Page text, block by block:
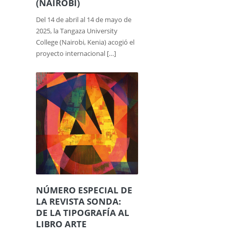
Del 14 de abril al 14 de mayo de
2025, la Tangaza University
College (Nairobi, Kenia) acogió el
proyecto internacional […]
LA REVISTA SONDA:
DE LA TIPOGRAFÍA AL
LIBRO ARTE